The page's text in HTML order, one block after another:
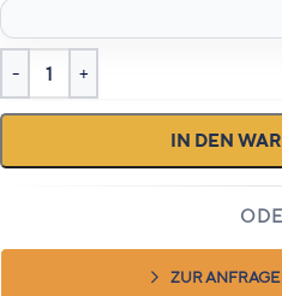
IN DEN
ZUR